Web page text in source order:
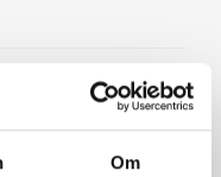
Om